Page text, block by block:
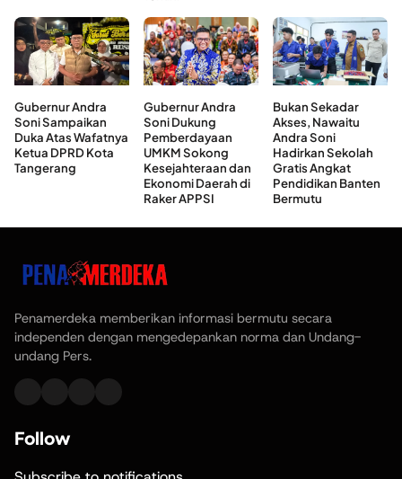
Gubernur Andra
Soni Sampaikan
Duka Atas Wafatnya
Ketua DPRD Kota
Tangerang
Gubernur Andra
Soni Dukung
Pemberdayaan
UMKM Sokong
Kesejahteraan dan
Ekonomi Daerah di
Raker APPSI
Bukan Sekadar
Akses, Nawaitu
Andra Soni
Hadirkan Sekolah
Gratis Angkat
Pendidikan Banten
Bermutu
Penamerdeka memberikan informasi bermutu secara
independen dengan mengedepankan norma dan Undang-
undang Pers.
Follow